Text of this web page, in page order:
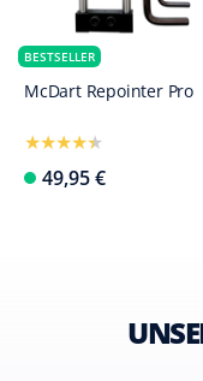
BESTSELLER
McDart Repointer Pro
49,95 €